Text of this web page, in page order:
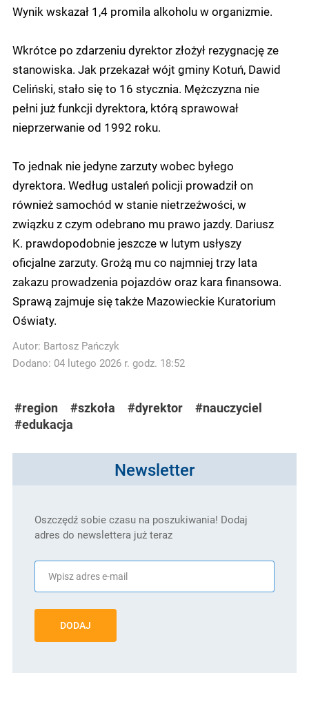
Wynik wskazał 1,4 promila alkoholu w organizmie.
Wkrótce po zdarzeniu dyrektor złożył rezygnację ze
stanowiska. Jak przekazał wójt gminy Kotuń, Dawid
Celiński, stało się to 16 stycznia. Mężczyzna nie
pełni już funkcji dyrektora, którą sprawował
nieprzerwanie od 1992 roku.
To jednak nie jedyne zarzuty wobec byłego
dyrektora. Według ustaleń policji prowadził on
również samochód w stanie nietrzeźwości, w
związku z czym odebrano mu prawo jazdy. Dariusz
K. prawdopodobnie jeszcze w lutym usłyszy
oficjalne zarzuty. Grożą mu co najmniej trzy lata
zakazu prowadzenia pojazdów oraz kara finansowa.
Sprawą zajmuje się także Mazowieckie Kuratorium
Oświaty.
Autor: Bartosz Pańczyk
Dodano: 04 lutego 2026 r. godz. 18:52
#region #szkoła #dyrektor
#nauczyciel
#edukacja
Newsletter
Oszczędź sobie czasu na poszukiwania! Dodaj
adres do newslettera już teraz
DODAJ